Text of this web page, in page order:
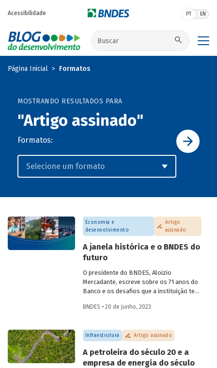
Acessibilidade PT EN
Buscar no site
Página Inicial Formatos
MOSTRANDO RESULTADOS PARA
"Artigo assinado"
Formatos:
Economia e
desenvolvimento
Artigo
assinado
A janela histórica e o BNDES do
futuro
O presidente do BNDES, Aloizio
Mercadante, escreve sobre os 71 anos do
Banco e os desafios que a instituição tem
veiculado no jornal O Globo e publicado
BNDES • 20 de junho, 2023
Infraestrutura Artigo assinado
A petroleira do século 20 e a
empresa de energia do século